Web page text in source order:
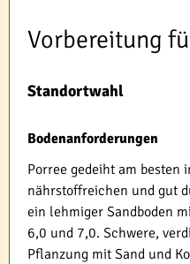
Vorbereitung
Standortwahl
Bodenanforderungen
Porree gedeiht am besten
nährstoffreichen und gut
ein lehmiger Sandboden
6,0 und 7,0. Schwere,
Pflanzung mit Sand und